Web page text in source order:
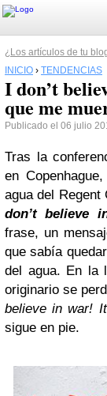
¿Los artículos de tu
INICIO › TENDENCIAS
I don’t
que me
Publicado el 06 julio
Tras la
en Copenhague,
agua del Regent
don’t believe
frase, un
que sabía
del agua. En la
originario se
believe in war!
sigue en pie.